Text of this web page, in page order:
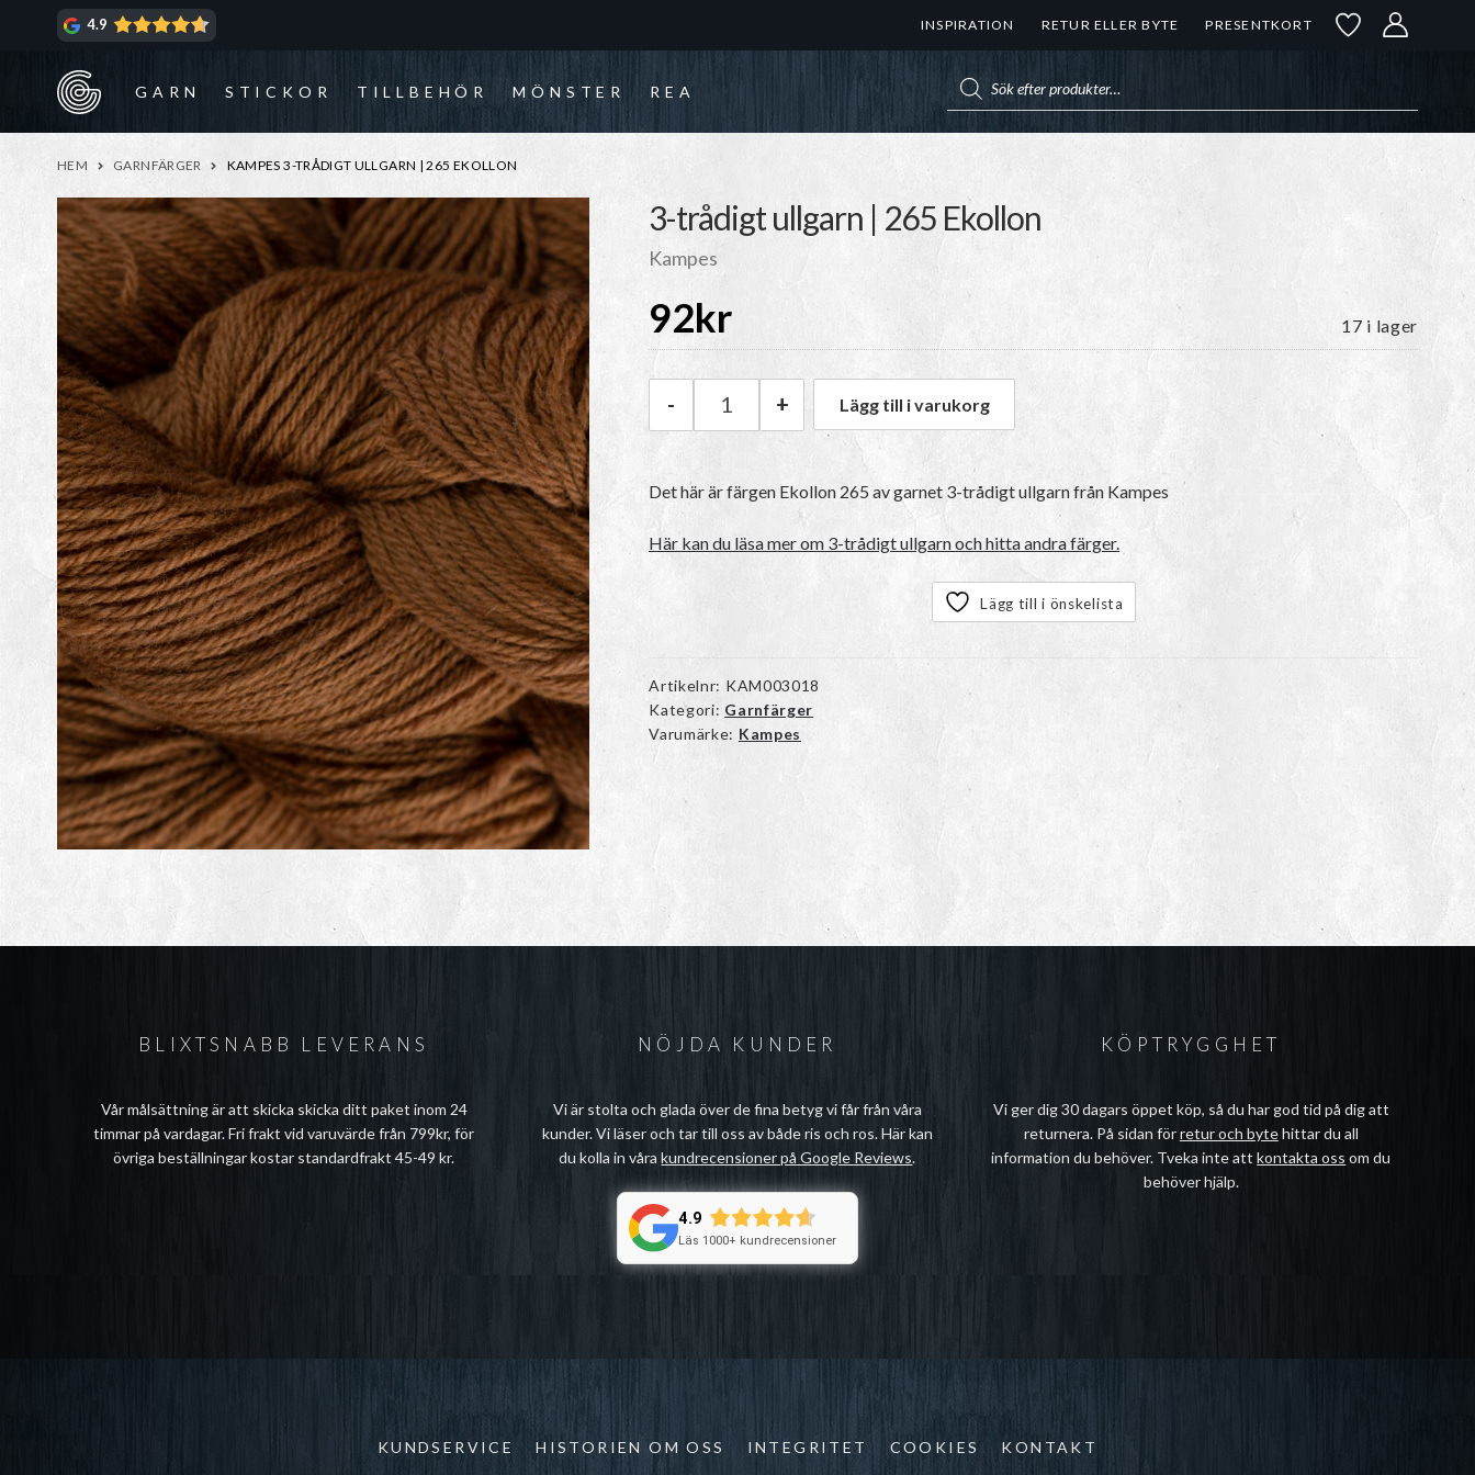
4.9 INSPIRATION RETUR ELLER BYTE PRESENTKORT
GARN STICKOR TILLBEHÖR MÖNSTER REA
HEM GARNFÄRGER KAMPES 3-TRÅDIGT ULLGARN | 265 EKOLLON
3-trådigt ullgarn | 265 Ekollon
Kampes
92kr 17 i lager
Kampes 3-trådigt ullgarn | 265 Ekollon mängd
- + Lägg till i varukorg
Det här är färgen Ekollon 265av garnet 3-trådigt ullgarnfrån Kampes
Här kan du läsa mer om 3-trådigt ullgarn och hitta andra färger.
Lägg till i önskelista
Artikelnr: KAM003018
Kategori: Garnfärger
Varumärke: Kampes
BLIXTSNABB LEVERANS
Vår målsättning är att skicka skicka ditt paket inom 24
timmar på vardagar. Fri frakt vid varuvärde från 799kr, för
övriga beställningar kostar standardfrakt 45-49 kr.
NÖJDA KUNDER
Vi är stolta och glada över de fina betyg vi får från våra
kunder. Vi läser och tar till oss av både ris och ros. Här kan
du kolla in vårakundrecensioner på Google Reviews.
4.9
Läs 1000+ kundrecensioner
KÖPTRYGGHET
Vi ger dig 30 dagars öppet köp, så du har god tid på dig att
returnera. På sidan förretur och bytehittar du all
information du behöver. Tveka inte attkontakta oss om du
behöver hjälp.
KUNDSERVICE HISTORIEN OM OSS INTEGRITET COOKIES KONTAKT